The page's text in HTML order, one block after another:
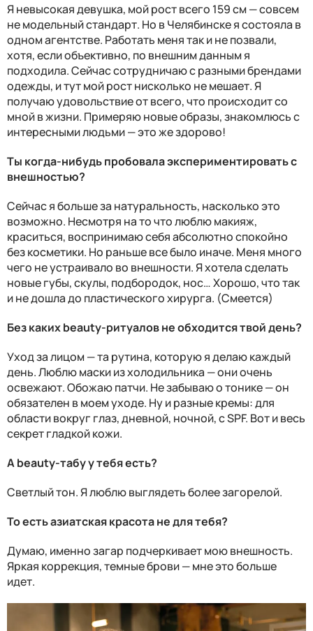
Я невысокая девушка, мой рост всего 159 см — совсем
не модельный стандарт. Но в Челябинске я состояла в
одном агентстве. Работать меня так и не позвали,
хотя, если объективно, по внешним данным я
подходила. Сейчас сотрудничаю с разными брендами
одежды, и тут мой рост нисколько не мешает. Я
получаю удовольствие от всего, что происходит со
мной в жизни. Примеряю новые образы, знакомлюсь с
интересными людьми — это же здорово!
Ты когда-нибудь пробовала экспериментировать с
внешностью?
Сейчас я больше за натуральность, насколько это
возможно. Несмотря на то что люблю макияж,
краситься, воспринимаю себя абсолютно спокойно
без косметики. Но раньше все было иначе. Меня много
чего не устраивало во внешности. Я хотела сделать
новые губы, скулы, подбородок, нос… Хорошо, что так
и не дошла до пластического хирурга. (Смеется)
Без каких beauty-ритуалов не обходится твой день?
Уход за лицом — та рутина, которую я делаю каждый
день. Люблю маски из холодильника — они очень
освежают. Обожаю патчи. Не забываю о тонике — он
обязателен в моем уходе. Ну и разные кремы: для
области вокруг глаз, дневной, ночной, с SPF. Вот и весь
секрет гладкой кожи.
А beauty-табу у тебя есть?
Светлый тон. Я люблю выглядеть более загорелой.
То есть азиатская красота не для тебя?
Думаю, именно загар подчеркивает мою внешность.
Яркая коррекция, темные брови — мне это больше
идет.